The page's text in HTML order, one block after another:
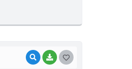
VISUALIZAR
BAIXAR